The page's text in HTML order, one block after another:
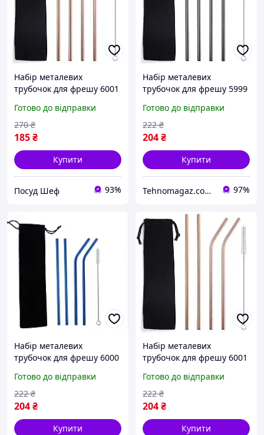
Набір металевих
трубочок для фрешу 6001
4259101
Готово до відправки
185₴
270 ₴
Купити
Посуд Шеф 93%
Набір металевих
трубочок для фрешу 5999
Готово до відправки
204₴
222 ₴
Купити
Tehnomagaz.com.ua - це передовий інтернет-магазин, спеціалізуючийся на продажу техніки 97%
Набір металевих
трубочок для фрешу 6000
Готово до відправки
204₴
222 ₴
Купити
Набір металевих
трубочок для фрешу 6001
Готово до відправки
204₴
222 ₴
Купити